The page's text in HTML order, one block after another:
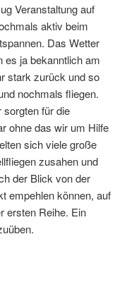
Veranstaltung auf
aktiv beim
Das Wetter
es ja bekanntlich am
stark zurück und so
nochmals fliegen.
sorgten für die
ohne das wir um Hilfe
sich viele große
zusahen und
der Blick von der
empehlen können, auf
ersten Reihe. Ein